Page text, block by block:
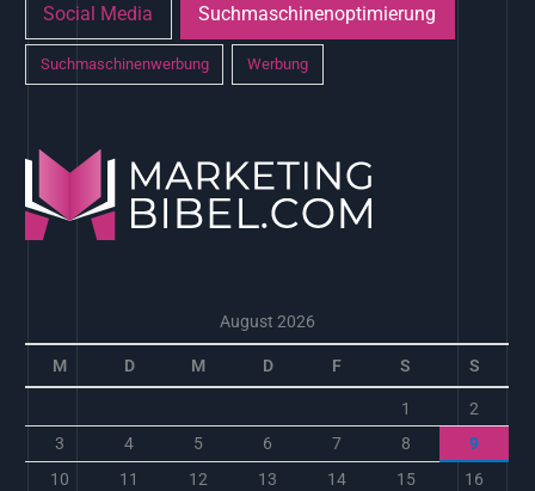
Social Media Suchmaschinenoptimierung
Suchmaschinenwerbung Werbung
August 2026
M D M D F S S
1
2
3
4 5 6 7 8
9
10
11 12 13 14 15
16